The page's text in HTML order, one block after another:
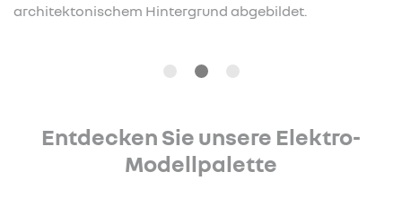
Entdecken Sie unsere Elektro-
Modellpalette